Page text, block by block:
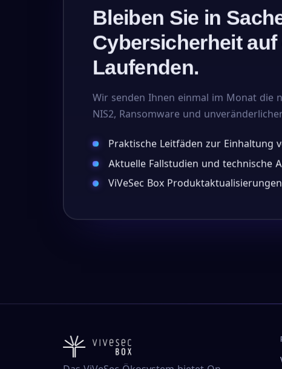
Bleiben Sie in
Cybersicherheit auf
Laufenden.
Wir senden Ihnen einmal im Monat die
NIS2, Ransomware und
Praktische Leitfäden zur Einhaltung
Aktuelle Fallstudien und technische
ViVeSec Box